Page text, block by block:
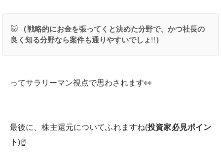
🐱 (戦略的にお金を張ってくと決めた分野で、かつ社長の
良く知る分野なら案件も通りやすいでしょ ‼️)
ってサラリーマン視点で思わされます👀
最後に、株主還元についてふれますね(投資家必見ポイン
ト)☝️